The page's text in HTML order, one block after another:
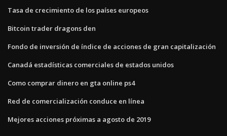
Tasa de crecimiento de los países europeos
Bitcoin trader dragons den
Fondo de inversión de índice de acciones de gran capitalización
Canadá estadísticas comerciales de estados unidos
Como comprar dinero en gta online ps4
Red de comercialización conduce en línea
Mejores acciones próximas a agosto de 2019